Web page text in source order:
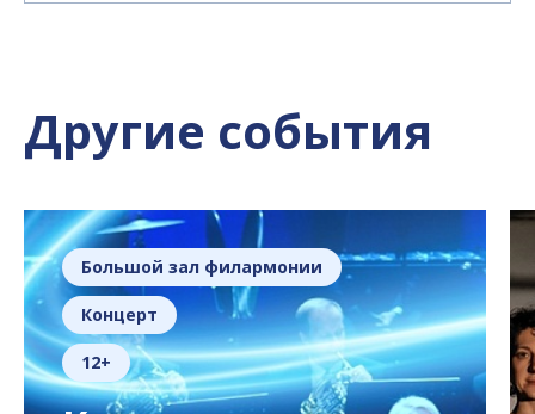
Другие события
Большой зал филармонии
Концерт
12+